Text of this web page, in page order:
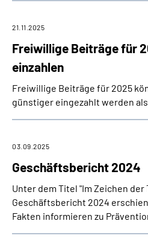
Freiwillige Beiträge für
einzahlen
21.11.2025
Freiwillige Beiträge für 2025
günstiger eingezahlt werden als
Geschäftsbericht 2024
03.09.2025
Unter dem Titel "Im Zeichen
Geschäftsbericht 2024
Fakten informieren zu